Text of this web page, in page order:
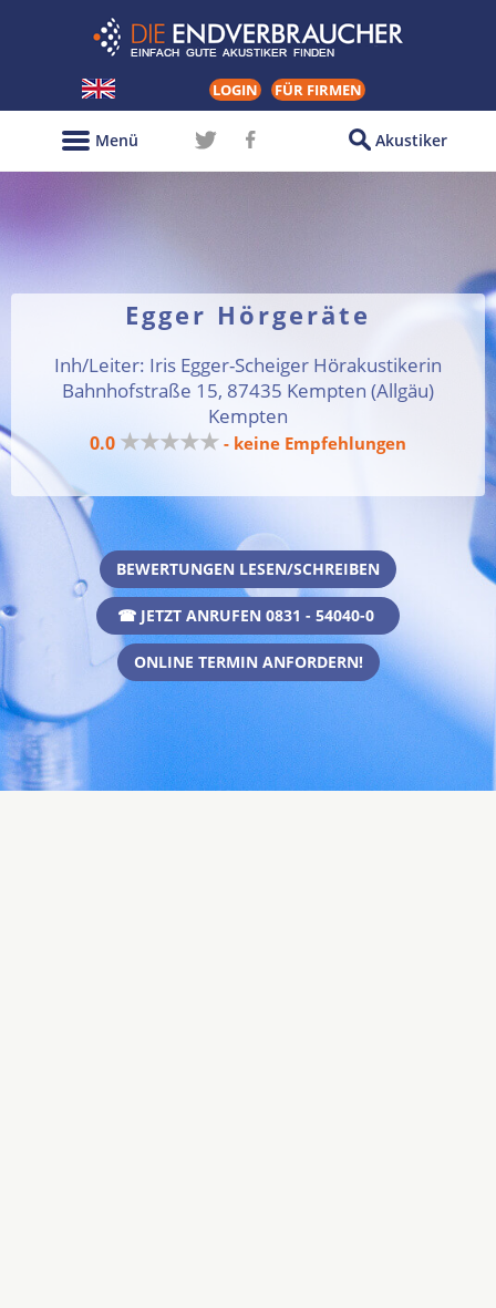
LOGIN FÜR FIRMEN
Akustiker
Menü
Egger Hörgeräte
Inh/Leiter: Iris Egger-Scheiger Hörakustikerin
Bahnhofstraße 15, 87435 Kempten (Allgäu)
Kempten
0.0 ★★★★★ - keine Empfehlungen
BEWERTUNGEN LESEN/SCHREIBEN
☎ JETZT ANRUFEN 0831 - 54040-0
ONLINE TERMIN ANFORDERN!